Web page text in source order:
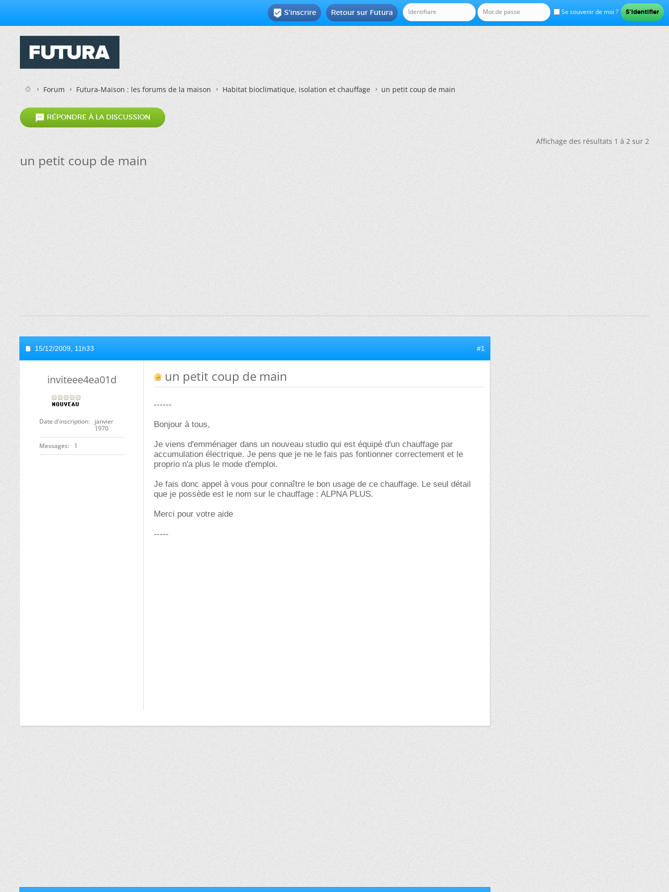
Se souvenir de moi ?
Retour sur Futura
 S'inscrire
Forum Futura-Maison : les forums de la maison Habitat bioclimatique, isolation et chauffage un petit coup de main
 RÉPONDRE À LA DISCUSSION
Affichage des résultats 1 à 2 sur 2
un petit coup de main
15/12/2009, 11h33 #1
inviteee4ea01d
Date d'inscription
janvier
1970
Messages 1
un petit coup de main
------
Bonjour à tous,
Je viens d'emménager dans un nouveau studio qui est équipé d'un chauffage par
accumulation électrique. Je pens que je ne le fais pas fontionner correctement et le
proprio n'a plus le mode d'emploi.
Je fais donc appel à vous pour connaître le bon usage de ce chauffage. Le seul détail
que je possède est le nom sur le chauffage : ALPNA PLUS.
Merci pour votre aide
-----